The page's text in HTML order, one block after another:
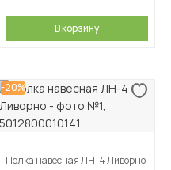
В корзину
-20%
Полка навесная ЛН-4 Ливорно